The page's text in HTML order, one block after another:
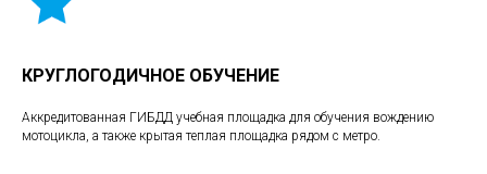
КРУГЛОГОДИЧНОЕ ОБУЧЕНИЕ
Аккредитованная ГИБДД учебная площадка для обучения вождению
мотоцикла, а также крытая теплая площадка рядом с метро.